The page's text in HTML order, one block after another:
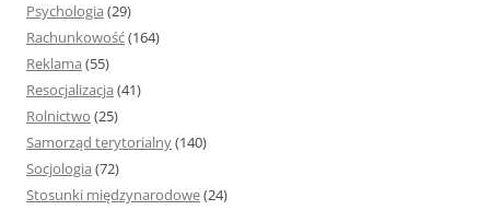
Psychologia (29)
Rachunkowość(164)
Reklama (55)
Resocjalizacja (41)
Rolnictwo (25)
Samorząd terytorialny(140)
Socjologia (72)
Stosunki międzynarodowe(24)